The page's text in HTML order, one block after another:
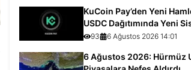
KuCoin Pay’den Yeni
USDC Dağıtımında Yeni
93 6 Ağustos 2026 14:01
6 Ağustos 2026: Hürmüz